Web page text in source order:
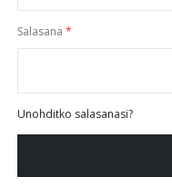
Salasana
Unohditko salasanasi?